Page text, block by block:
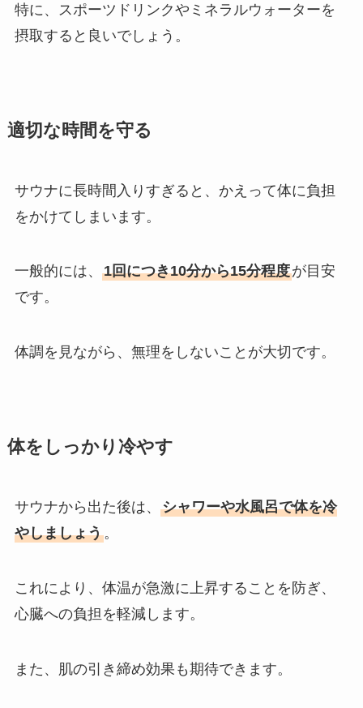
特に、スポーツドリンクやミネラルウォーターを
摂取すると良いでしょう。
適切な時間を守る
サウナに長時間入りすぎると、かえって体に負担
をかけてしまいます。
一般的には、 1回につき10分から15分程度が目安
です。
体調を見ながら、無理をしないことが大切です。
体をしっかり冷やす
サウナから出た後は、 シャワーや水風呂で体を冷
やしましょう。
これにより、体温が急激に上昇することを防ぎ、
心臓への負担を軽減します。
また、肌の引き締め効果も期待できます。